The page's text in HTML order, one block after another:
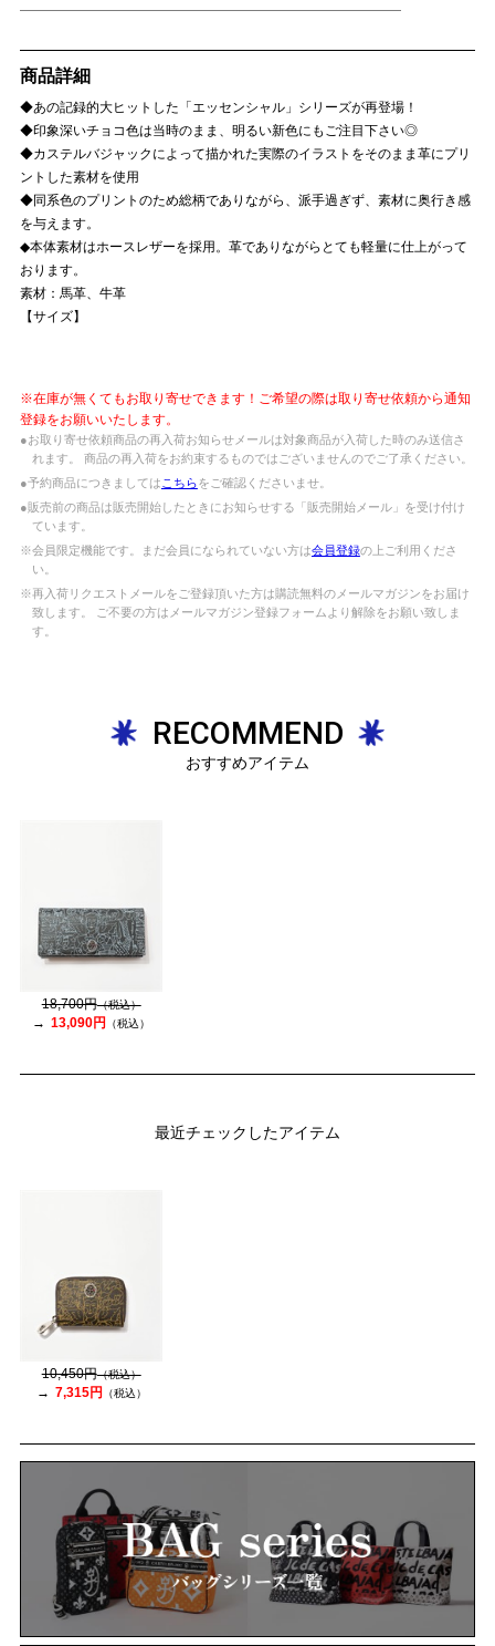
商品詳細
◆あの記録的大ヒットした「エッセンシャル」シリーズが再登場！
◆印象深いチョコ色は当時のまま、明るい新色にもご注目下さい◎
◆カステルバジャックによって描かれた実際のイラストをそのまま革にプリ
ントした素材を使用
◆同系色のプリントのため総柄でありながら、派手過ぎず、素材に奥行き感
を与えます。
◆本体素材はホースレザーを採用。革でありながらとても軽量に仕上がって
おります。
素材：馬革、牛革
【サイズ】
※在庫が無くてもお取り寄せできます！ご希望の際は取り寄せ依頼から通知
登録をお願いいたします。
●お取り寄せ依頼商品の再入荷お知らせメールは対象商品が入荷した時のみ送信さ
れます。 商品の再入荷をお約束するものではございませんのでご了承ください。
●予約商品につきましては こちらをご確認くださいませ。
●販売前の商品は販売開始したときにお知らせする「販売開始メール」を受け付け
ています。
※会員限定機能です。まだ会員になられていない方は会員登録の上ご利用くださ
い。
※再入荷リクエストメールをご登録頂いた方は購読無料のメールマガジンをお届け
致します。 ご不要の方はメールマガジン登録フォームより解除をお願い致しま
す。
RECOMMEND
おすすめアイテム
18,700円（税込）
13,090円 （税込）
最近チェックしたアイテム
10,450円（税込）
7,315円 （税込）